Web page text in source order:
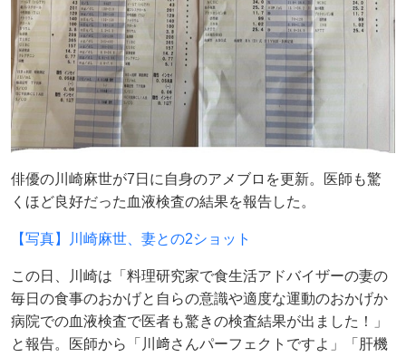
俳優の川崎麻世が7日に自身のアメブロを更新。医師も驚
くほど良好だった血液検査の結果を報告した。
【写真】川崎麻世、妻との2ショット
この日、川崎は「料理研究家で食生活アドバイザーの妻の
毎日の食事のおかげと自らの意識や適度な運動のおかげか
病院での血液検査で医者も驚きの検査結果が出ました！」
と報告。医師から「川﨑さんパーフェクトですよ」「肝機